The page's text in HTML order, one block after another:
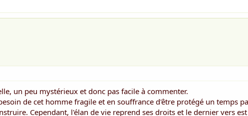
un peu mystérieux et donc pas facile à commenter.
de cet homme fragile et en souffrance d'être protégé un temps
Cependant, l'élan de vie reprend ses droits et le dernier vers